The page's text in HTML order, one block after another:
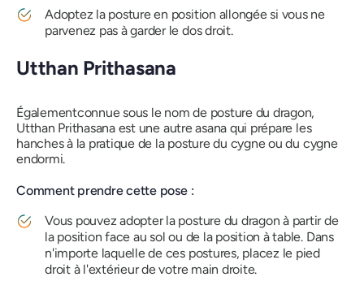
Adoptez la posture en position allongée si vous ne
parvenez pas à garder le dos droit.
Utthan Prithasana
Égalementconnue sous le nom de posture du dragon,
Utthan Prithasana est une autreasana qui prépare les
hanches à la pratique de la posture du cygne ou du cygne
endormi.
Comment prendre cette pose :
Vous pouvez adopter la posture du dragon à partir de
la position face au sol ou de la position à table. Dans
n'importe laquelle de ces postures, placez le pied
droit à l'extérieur de votre main droite.